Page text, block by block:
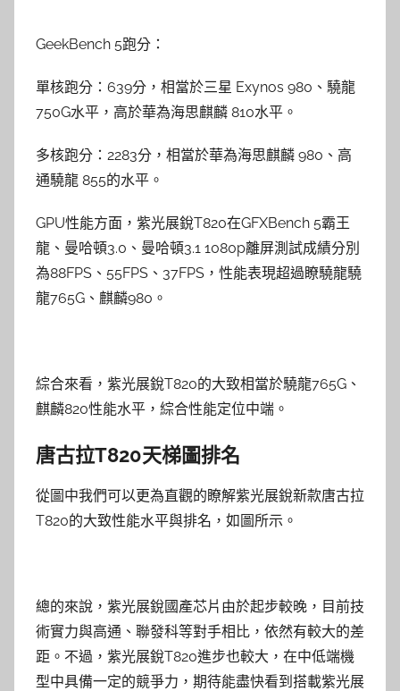
GeekBench 5跑分：
單核跑分：639分，相當於三星 Exynos 980、驍龍
750G水平，高於華為海思麒麟 810水平。
多核跑分：2283分，相當於華為海思麒麟 980、高
通驍龍 855的水平。
GPU性能方面，紫光展銳T820在GFXBench 5霸王
龍、曼哈頓3.0、曼哈頓3.1 1080p離屏測試成績分別
為88FPS、55FPS、37FPS，性能表現超過瞭驍龍驍
龍765G、麒麟980。
綜合來看，紫光展銳T820的大致相當於驍龍765G、
麒麟820性能水平，綜合性能定位中端。
唐古拉T820天梯圖排名
從圖中我們可以更為直觀的瞭解紫光展銳新款唐古拉
T820的大致性能水平與排名，如圖所示。
總的來說，紫光展銳國產芯片由於起步較晚，目前技
術實力與高通、聯發科等對手相比，依然有較大的差
距。不過，紫光展銳T820進步也較大，在中低端機
型中具備一定的競爭力，期待能盡快看到搭載紫光展